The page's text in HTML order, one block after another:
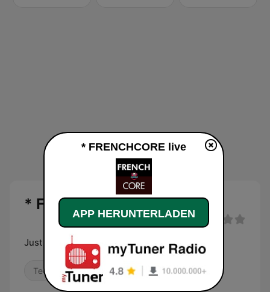
* FRENCHCORE Live
Just Music. 24/7
Techno Dance / EDM Elektro
* FRENCHCORE live
APP HERUNTERLADEN